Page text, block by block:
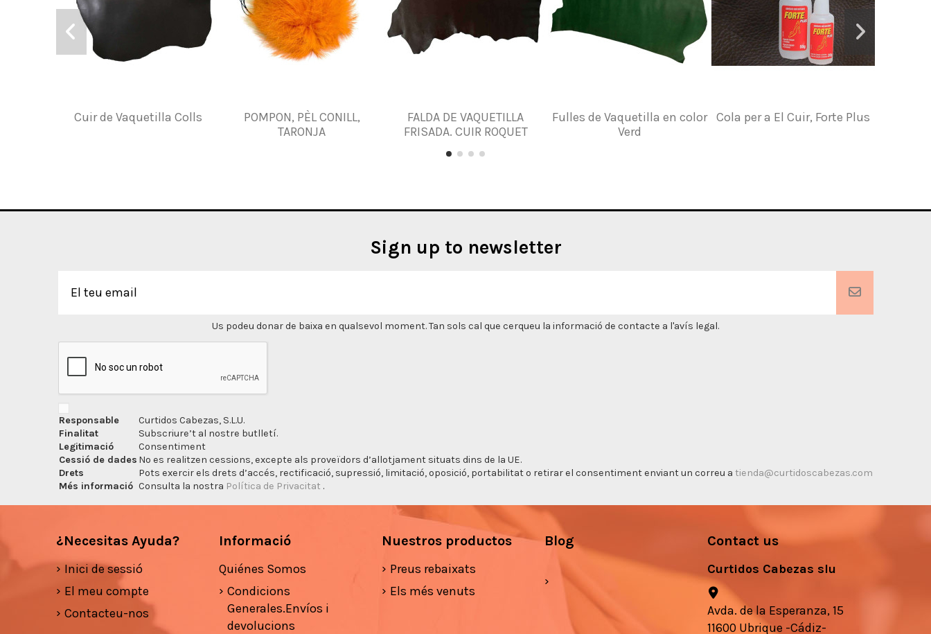
Cuir de Vaquetilla Colls
POMPON, PÈL CONILL,
TARONJA
FALDA DE VAQUETILLA
FRISADA. CUIR ROQUET
Fulles de Vaquetilla en color
Verd
Cola per a El Cuir, Forte Plus
Sign up to newsletter
Us podeu donar de baixa en qualsevol moment. Tan sols cal que cerqueu la informació de contacte a l'avís legal.
Responsable
Curtidos Cabezas, S.L.U.
Finalitat
Subscriure’t al nostre butlletí.
Legitimació
Consentiment
Cessió de dades No es realitzen cessions, excepte als proveïdors d’allotjament situats dins de la UE.
Drets
Pots exercir els drets d’accés, rectificació, supressió, limitació, oposició, portabilitat o retirar el consentiment enviant un correu a tienda@curtidoscabezas.com
Més informació Consulta la nostra Política de Privacitat .
¿Necesitas Ayuda?
Inici de sessió
El meu compte
Contacteu-nos
Informació
Quiénes Somos
Condicions
Generales.Envíos i
devolucions
Nuestros productos
Preus rebaixats
Els més venuts
Blog Contact us
Curtidos Cabezas slu
Avda. de la Esperanza, 15
11600 Ubrique -Cádiz-